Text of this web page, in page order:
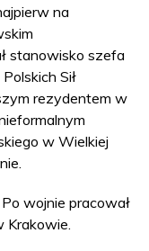
na
stanowisko szefa
Sił
rezydentem w
w Wielkiej
wojnie pracował
Krakowie.